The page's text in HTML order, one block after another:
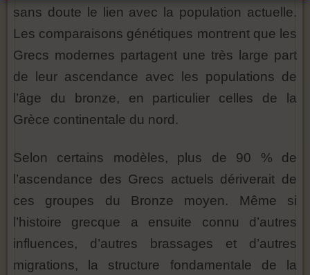
sans doute le lien avec la population actuelle.
Les comparaisons génétiques montrent que les
Grecs modernes partagent une très large part
de leur ascendance avec les populations de
l’âge du bronze, en particulier celles de la
Grèce continentale du nord.
Selon certains modèles, plus de 90 % de
l’ascendance des Grecs actuels dériverait de
ces groupes du Bronze moyen. Même si
l’histoire grecque a ensuite connu d’autres
influences, d’autres brassages et d’autres
migrations, la structure fondamentale de la